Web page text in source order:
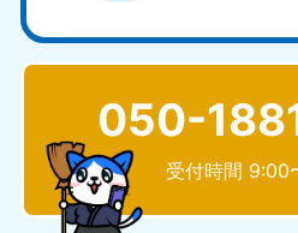
050-
受付時間 9:00